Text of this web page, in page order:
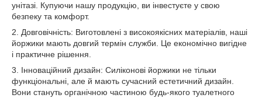
унітазі. Купуючи нашу продукцію, ви інвестуєте у свою
безпеку та комфорт.
2. Довговічність: Виготовлені з високоякісних матеріалів, наші
йоржики мають довгий термін служби. Це економічно вигідне
і практичне рішення.
3. Інноваційний дизайн: Силіконові йоржики не тільки
функціональні, але й мають сучасний естетичний дизайн.
Вони стануть органічною частиною будь-якого туалетного